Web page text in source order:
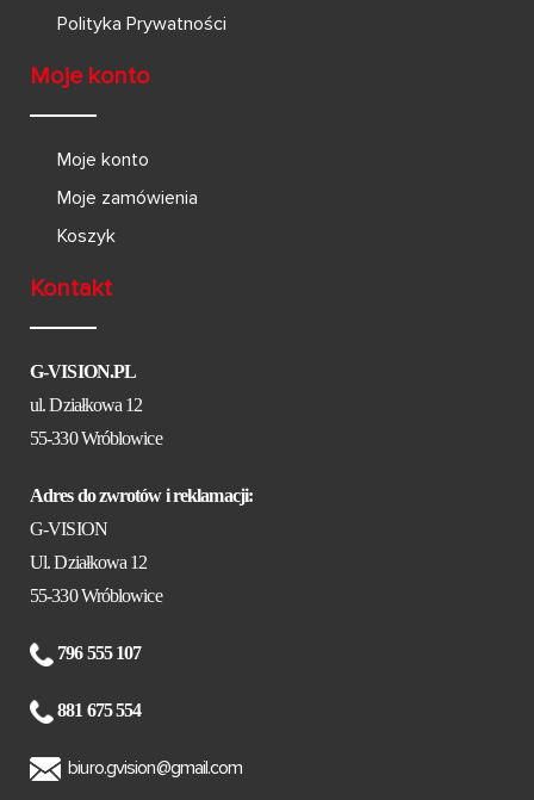
Polityka Prywatności
Moje konto
Moje konto
Moje zamówienia
Koszyk
Kontakt
G-VISION.PL
ul. Działkowa 12
55-330 Wróblowice
Adres do zwrotów i reklamacji:
G-VISION
Ul. Działkowa 12
55-330 Wróblowice
796 555 107
881 675 554
biuro.gvision@gmail.com